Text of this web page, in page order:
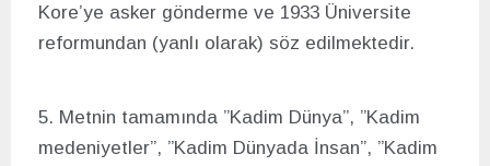
Kore’ye asker gönderme ve 1933 Üniversite
reformundan (yanlı olarak) söz edilmektedir.
5. Metnin tamamında ”Kadim Dünya”, ”Kadim
medeniyetler”, ”Kadim Dünyada İnsan”, ”Kadim